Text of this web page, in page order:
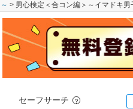
～
男心検定＜合コン編＞～イマドキ
セーフサーチ ？